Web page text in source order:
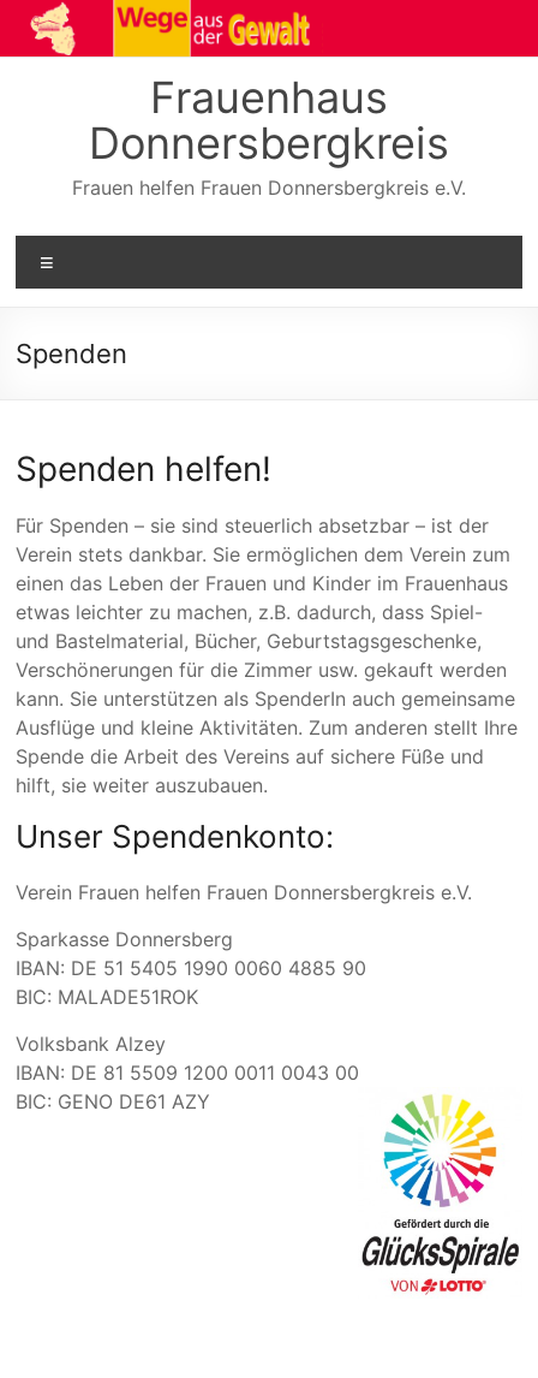
Zum
Inhalt
springen
Frauenhaus
Donnersbergkreis
Frauen helfen Frauen Donnersbergkreis e.V.
Spenden
Spenden helfen!
Für Spenden – sie sind steuerlich absetzbar – ist der
Verein stets dankbar. Sie ermöglichen dem Verein zum
einen das Leben der Frauen und Kinder im Frauenhaus
etwas leichter zu machen, z.B. dadurch, dass Spiel-
und Bastelmaterial, Bücher, Geburtstagsgeschenke,
Verschönerungen für die Zimmer usw. gekauft werden
kann. Sie unterstützen als SpenderIn auch gemeinsame
Ausflüge und kleine Aktivitäten. Zum anderen stellt Ihre
Spende die Arbeit des Vereins auf sichere Füße und
hilft, sie weiter auszubauen.
Unser Spendenkonto:
Verein Frauen helfen Frauen Donnersbergkreis e.V.
Sparkasse Donnersberg
IBAN: DE 51 5405 1990 0060 4885 90
BIC: MALADE51ROK
Volksbank Alzey
IBAN: DE 81 5509 1200 0011 0043 00
BIC: GENO DE61 AZY